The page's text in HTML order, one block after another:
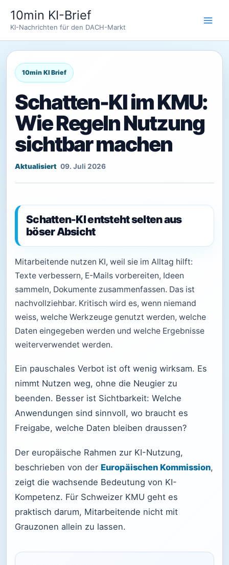
Inhalt
springen
10min KI-Brief
KI-Nachrichten für den DACH-Markt
Schatten-KI im KMU:
Wie Regeln Nutzung
sichtbar machen
09. Juli 2026
Schatten-KI entsteht selten aus
böser Absicht
Mitarbeitende nutzen KI, weil sie im Alltag hilft:
Texte verbessern, E-Mails vorbereiten, Ideen
sammeln, Dokumente zusammenfassen. Das ist
nachvollziehbar. Kritisch wird es, wenn niemand
weiss, welche Werkzeuge genutzt werden, welche
Daten eingegeben werden und welche Ergebnisse
weiterverwendet werden.
Ein pauschales Verbot ist oft wenig wirksam. Es
nimmt Nutzen weg, ohne die Neugier zu
beenden. Besser ist Sichtbarkeit: Welche
Anwendungen sind sinnvoll, wo braucht es
Freigabe, welche Daten bleiben draussen?
Der europäische Rahmen zur KI-Nutzung,
beschrieben von der Europäischen Kommission,
zeigt die wachsende Bedeutung von KI-
Kompetenz. Für Schweizer KMU geht es
praktisch darum, Mitarbeitende nicht mit
Grauzonen allein zu lassen.